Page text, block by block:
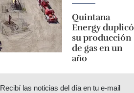
Quintana
Energy duplicó
su producción
de gas en un
año
Recibí las noticias del día en tu e-mail